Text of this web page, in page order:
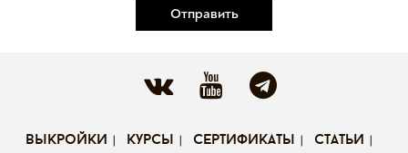
Отправить
выкройки курсы сертификаты статьи